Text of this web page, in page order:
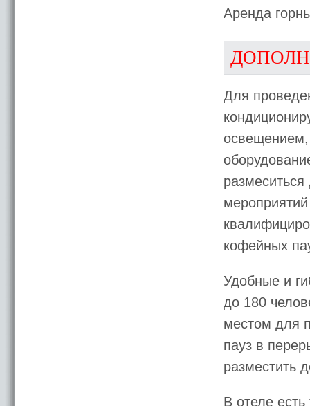
Аренда
Для
кофейных
Удобные и
до 180
местом для
пауз в
разместить
В отеле есть